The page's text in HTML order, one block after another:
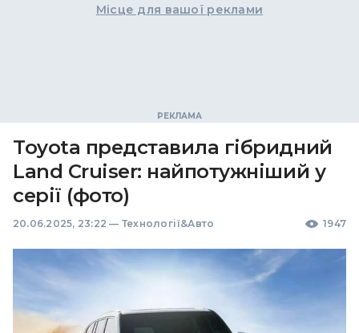
Місце для вашої реклами
Toyota представила гібридний
Land Cruiser: найпотужніший у
серії (фото)
20.06.2025, 23:22 — Технології&Авто 1947